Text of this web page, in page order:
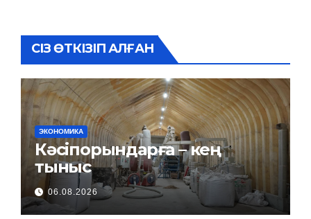
СІЗ ӨТКІЗІП АЛҒАН
ЭКОНОМИКА
Кәсіпорындарға – кең
тыныс
06.08.2026